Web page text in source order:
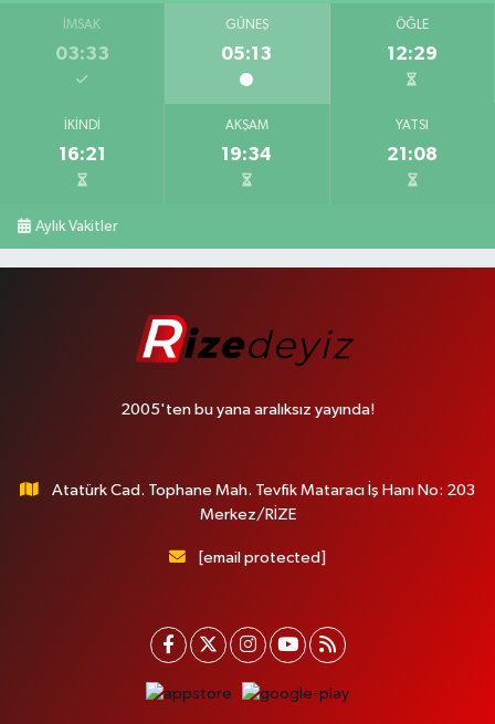
İMSAK
03:33
GÜNEŞ
05:13
ÖĞLE
12:29
İKINDI
16:21
AKŞAM
19:34
YATSI
21:08
Aylık Vakitler
2005'ten bu yana aralıksız yayında!
Atatürk Cad. Tophane Mah. Tevfik Mataracı İş Hanı No: 203
Merkez/RİZE
[email protected]